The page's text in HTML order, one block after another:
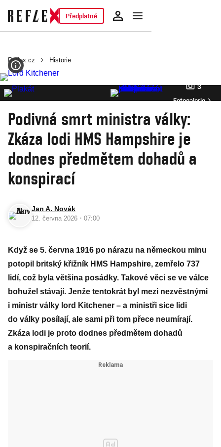
Předplatné
Reflex.cz Historie
3
Fotogalerie
Podivná smrt ministra války:
Zkáza lodi HMS Hampshire je
dodnes předmětem dohadů a
konspirací
Jan A. Novák
12. června 2026 · 07:00
Když se 5. června 1916 po nárazu na německou minu
potopil britský křižník HMS Hampshire, zemřelo 737
lidí, což byla většina posádky. Takové věci se ve válce
bohužel stávají. Jenže tentokrát byl mezi nezvěstnými
i ministr války lord Kitchener – a ministři sice lidi
do války posílají, ale sami při tom přece neumírají.
Zkáza lodi je proto dodnes předmětem dohadů
a konspiračních teorií.